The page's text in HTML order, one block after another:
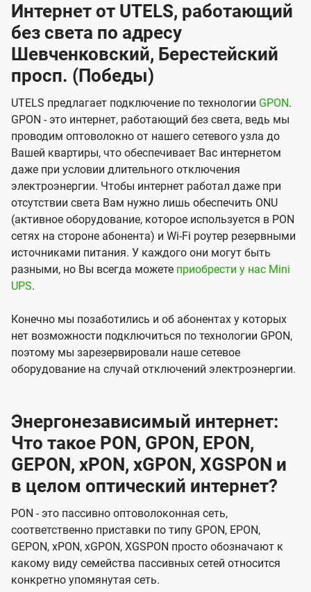
Интернет от UTELS, работающий
без света по адресу
Шевченковский, Берестейский
просп. (Победы)
UTELS предлагает подключение по технологии GPON.
GPON - это интернет, работающий без света, ведь мы
проводим оптоволокно от нашего сетевого узла до
Вашей квартиры, что обеспечивает Вас интернетом
даже при условии длительного отключения
электроэнергии. Чтобы интернет работал даже при
отсутствии света Вам нужно лишь обеспечить ONU
(активное оборудование, которое используется в PON
сетях на стороне абонента) и Wi-Fi роутер резервными
источниками питания. У каждого они могут быть
разными, но Вы всегда можете приобрести у нас Mini
UPS.
Конечно мы позаботились и об абонентах у которых
нет возможности подключиться по технологии GPON,
поэтому мы зарезервировали наше сетевое
оборудование на случай отключений электроэнергии.
Энергонезависимый интернет:
Что такое PON, GPON, EPON,
GEPON, xPON, xGPON, XGSPON и
в целом оптический интернет?
PON - это пассивно оптоволоконная сеть,
соответственно приставки по типу GPON, EPON,
GEPON, xPON, xGPON, XGSPON просто обозначают к
какому виду семейства пассивных сетей относится
конкретно упомянутая сеть.